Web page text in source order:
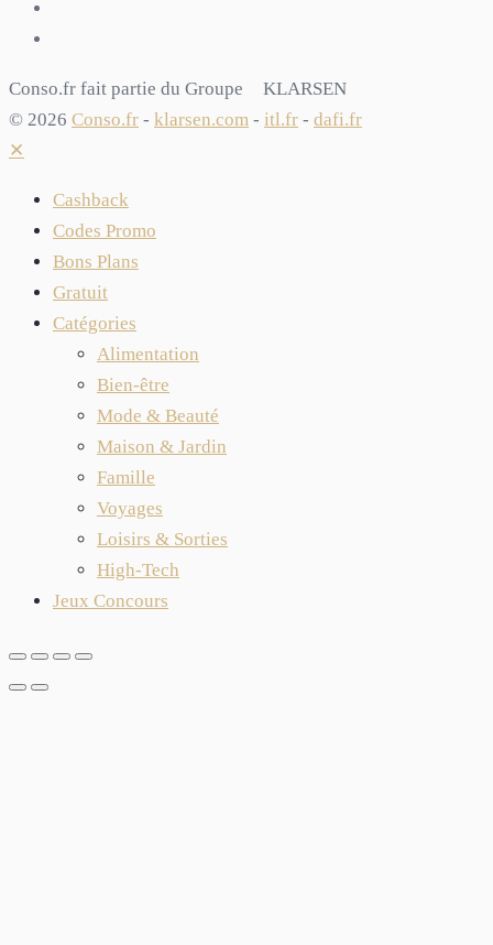
Conso.fr fait partie du Groupe
KLARSEN
© 2026 Conso.fr - klarsen.com - itl.fr - dafi.fr
✕
Cashback
Codes Promo
Bons Plans
Gratuit
Catégories
Alimentation
Bien-être
Mode & Beauté
Maison & Jardin
Famille
Voyages
Loisirs & Sorties
High-Tech
Jeux Concours